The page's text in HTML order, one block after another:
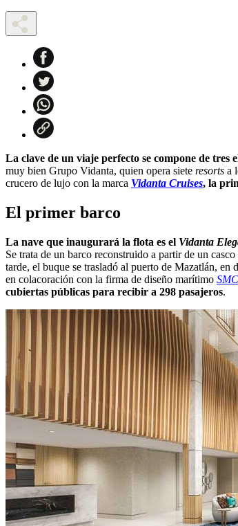
La clave de un viaje perfecto se compone de tres
muy bien Grupo Vidanta, quien opera siete resorts a
crucero de lujo con la marca Vidanta Cruises, la
El primer barco
La nave que inaugurará la flota es el Vidanta
Se trata de un barco reconstruido a partir de un
tarde, el buque se trasladó al puerto de Mazatlán,
en colacoración con la firma de diseño marítimo
cubiertas públicas para recibir a 298 pasajeros.